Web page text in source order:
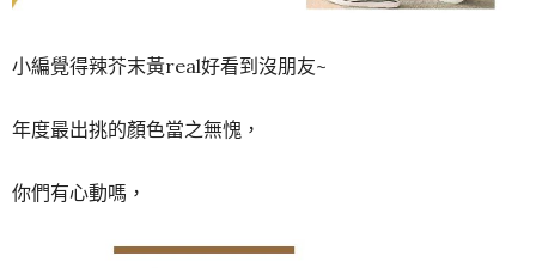
小編覺得辣芥末黃real好看到沒朋友~
年度最出挑的顏色當之無愧，
你們有心動嗎，